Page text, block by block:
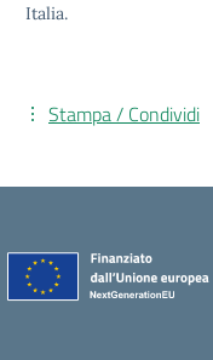
Italia.
Stampa / Condividi